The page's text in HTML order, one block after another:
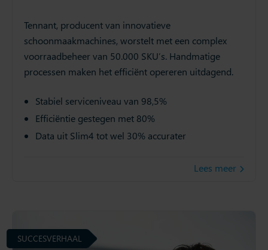
Tennant, producent van innovatieve
schoonmaakmachines, worstelt met een complex
voorraadbeheer van 50.000 SKU’s. Handmatige
processen maken het efficiënt opereren uitdagend.
Stabiel serviceniveau van 98,5%
Efficiëntie gestegen met 80%
Data uit Slim4 tot wel 30% accurater
Lees meer
SUCCESVERHAAL